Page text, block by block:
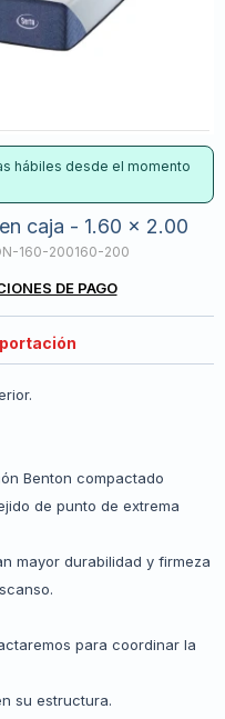
hábiles desde el momento
caja - 1.60 x 2.00
160-200160-200
DE PAGO
Benton compactado
de punto de extrema
mayor durabilidad y firmeza
para coordinar la
su estructura.